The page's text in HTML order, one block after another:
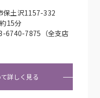
保土沢1157-332
15分
6740-7875（全支店
詳しく見る